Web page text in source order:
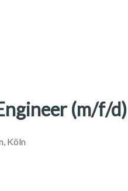
(m/f/
Köln